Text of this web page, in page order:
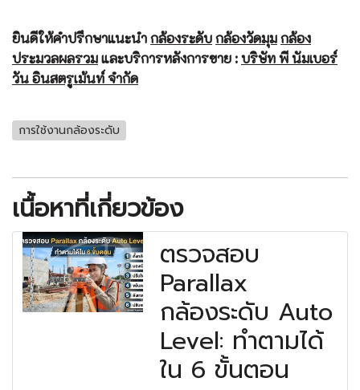
ยินดีให้คำปรึกษาแนะนำกล้องระดับกล้องวัดมุมกล้อง
ประมวลผลรวมและบริการหลังการขาย :บริษัท พี นัมเบอร์
วัน อินสตรูเม้นท์ จำกัด
การใช้งานกล้องระดับ
เนื้อหาที่เกี่ยวข้อง
ตรวจสอบ
Parallax
กล้องระดับ Auto
Level: ทำตามได้
ใน 6 ขั้นตอน